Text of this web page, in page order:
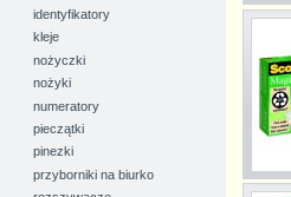
identyfikatory
kleje
nożyczki
nożyki
numeratory
pieczątki
pinezki
przyborniki na biurko